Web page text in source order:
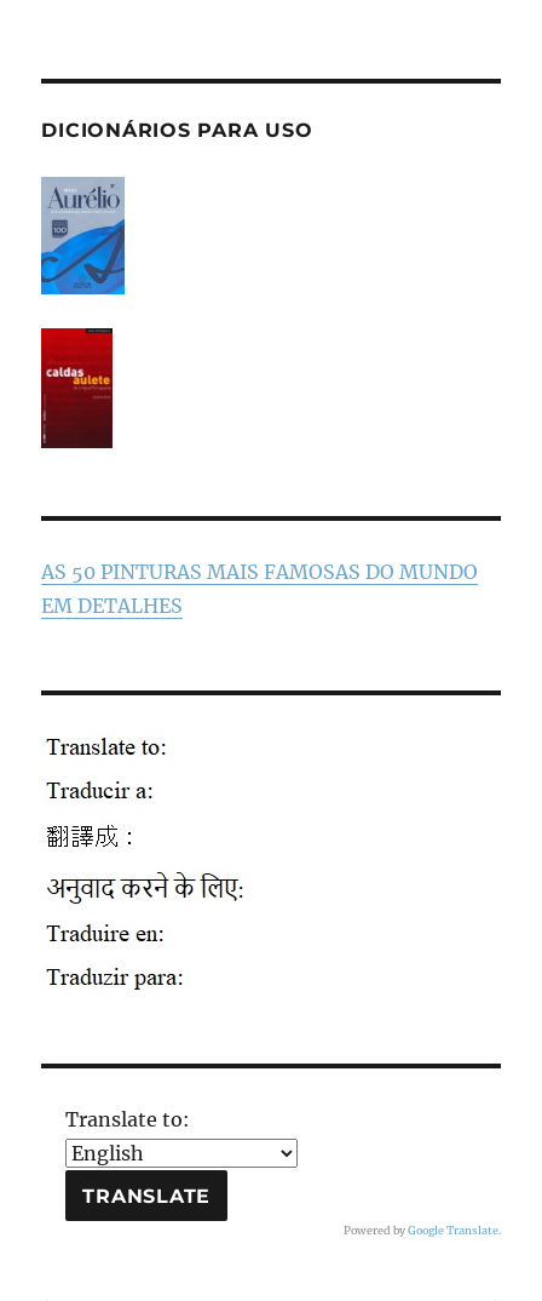
DICIONÁRIOS PARA USO
AS 50 PINTURAS MAIS FAMOSAS DO MUNDO
EM DETALHES
Translate to:
Powered byGoogle Translate.